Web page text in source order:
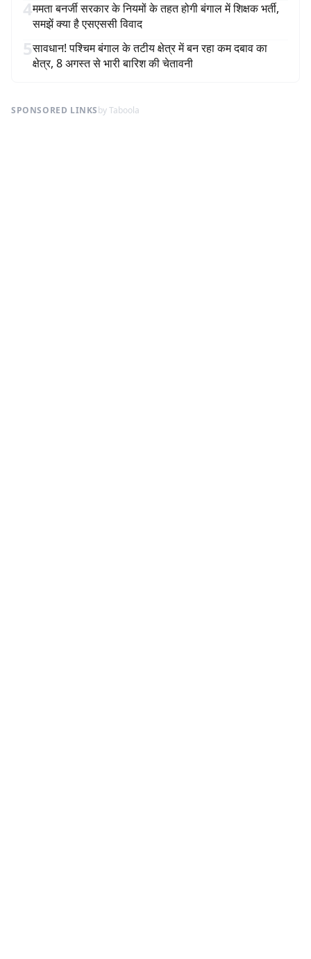
4ममता बनर्जी सरकार के नियमों के तहत होगी बंगाल में शिक्षक भर्ती,
समझें क्या है एसएससी विवाद
5सावधान! पश्चिम बंगाल के तटीय क्षेत्र में बन रहा कम दबाव का
क्षेत्र, 8 अगस्त से भारी बारिश की चेतावनी
SPONSORED LINKSby Taboola